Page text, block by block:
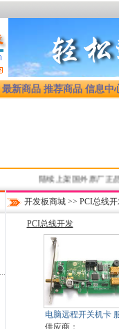
最新商品 推荐商品 信息中
陆续上架国外原厂正
开发板商城 >> PCI总线
PCI总线开发
电脑远程开关机卡
供应商：